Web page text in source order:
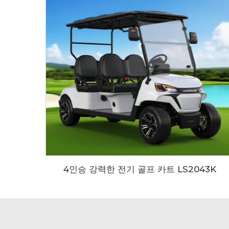
4인승 강력한 전기 골프 카트 LS2043K